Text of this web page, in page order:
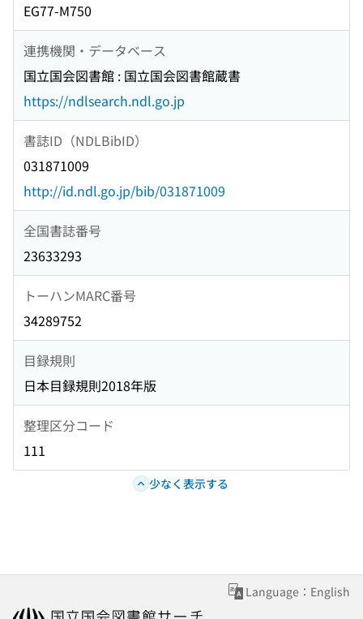
EG77-M750
連携機関・データベース
国立国会図書館 : 国立国会図書館蔵書
https://ndlsearch.ndl.go.jp
書誌ID（NDLBibID）
031871009
http://id.ndl.go.jp/bib/031871009
全国書誌番号
23633293
トーハンMARC番号
34289752
目録規則
日本目録規則2018年版
整理区分コード
111
少なく表示する
Language：English